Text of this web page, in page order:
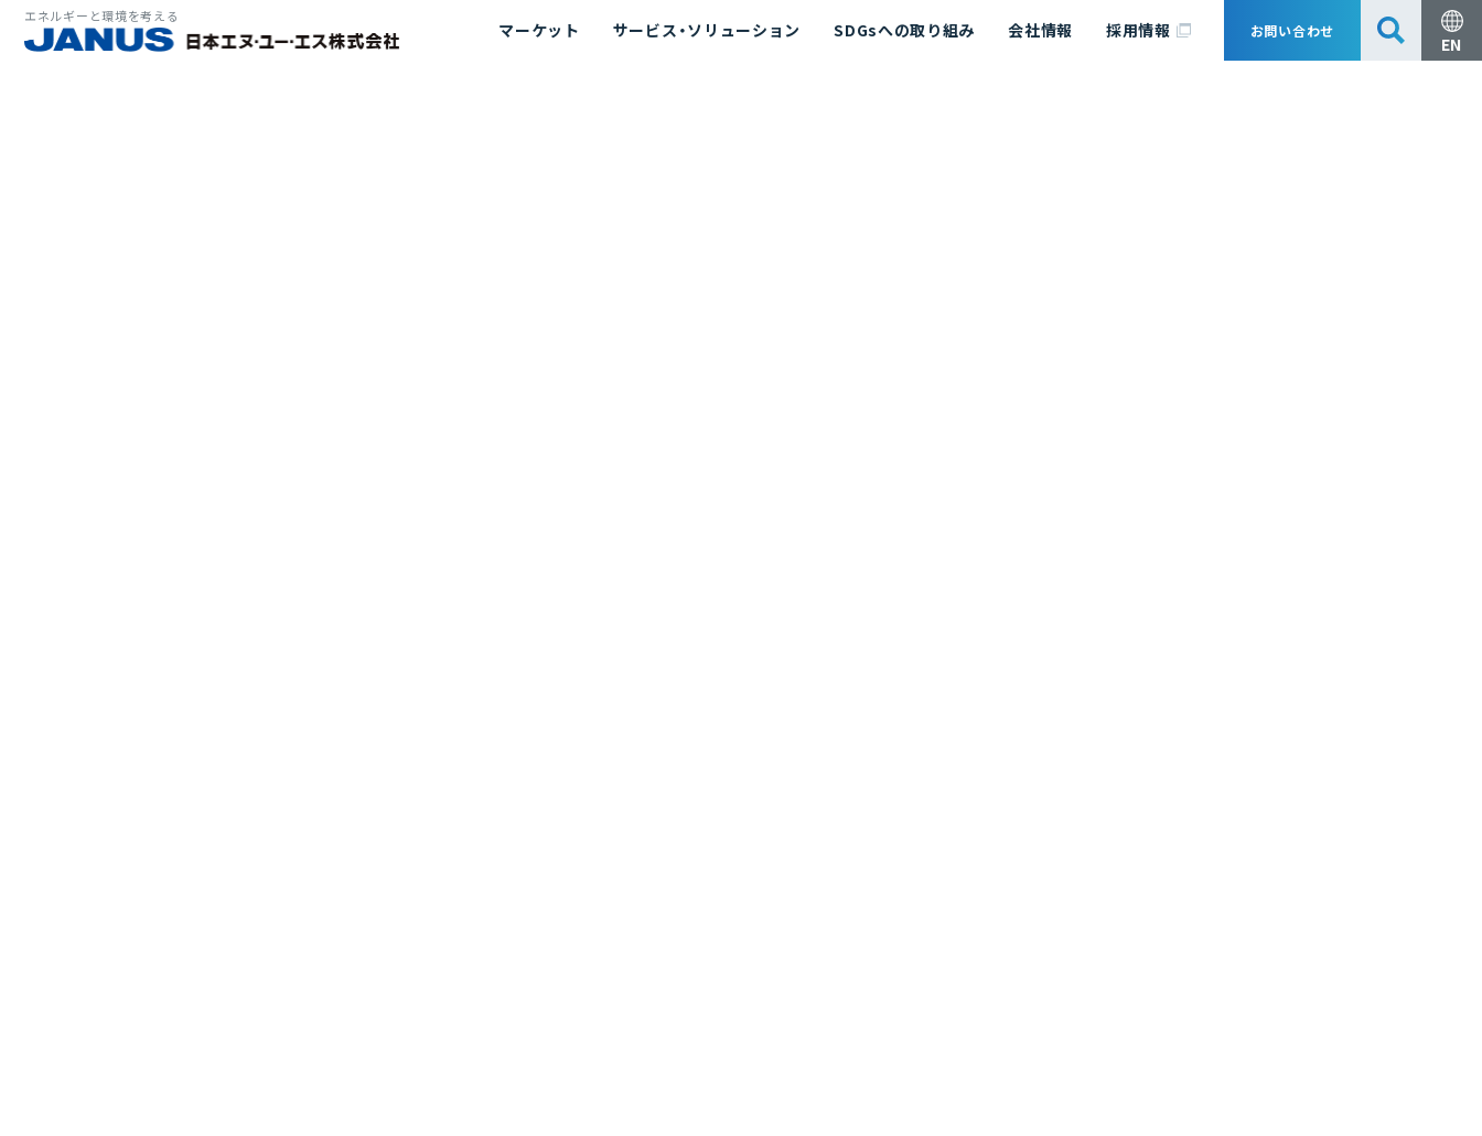
エネルギーと環境を考える
マーケット サービス・ソリューション SDGsへの取り組み 会社情報 採用情報 お問い合わせ
EN